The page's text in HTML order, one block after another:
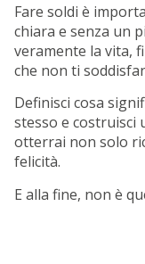
Fare soldi è
chiara e senza un
veramente la vita,
che non ti
Definisci cosa
stesso e costruisci
otterrai non solo
felicità.
E alla fine, non è